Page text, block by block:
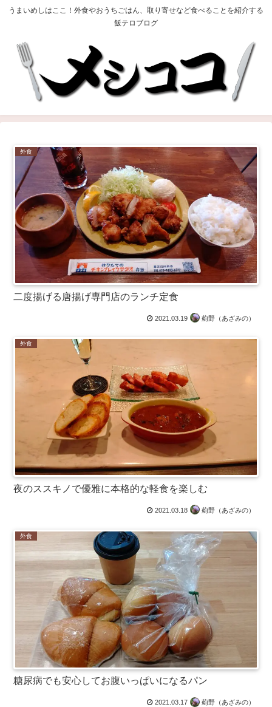
うまいめしはここ！外食やおうちごはん、取り寄せなど食べることを紹介する
飯テロブログ
外食
二度揚げる唐揚げ専門店のランチ定食
2021.03.19 薊野（あざみの）
外食
夜のススキノで優雅に本格的な軽食を楽しむ
2021.03.18 薊野（あざみの）
外食
糖尿病でも安心してお腹いっぱいになるパン
2021.03.17 薊野（あざみの）